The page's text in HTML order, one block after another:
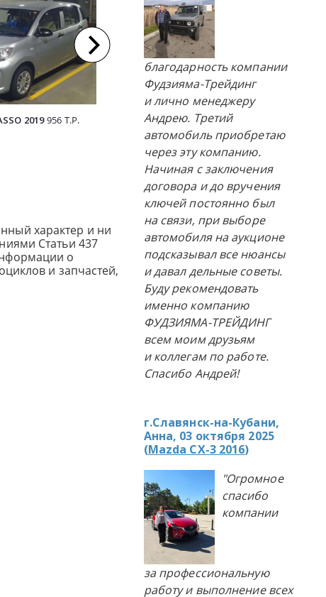
2019 956 Т.Р. MAZDA AXELA 2017 1326 Т.Р.
характер и ни
Статьи 437
о
и запчастей,
благодарность компании
Фудзияма-Трейдинг
и лично менеджеру
Андрею. Третий
автомобиль приобретаю
через эту компанию.
Начиная с заключения
договора и до вручения
ключей постоянно был
на связи, при выборе
автомобиля на аукционе
подсказывал все нюансы
и давал дельные советы.
Буду рекомендовать
именно компанию
ФУДЗИЯМА-ТРЕЙДИНГ
всем моим друзьям
и коллегам по работе.
Спасибо Андрей!
г.Славянск-на-Кубани,
Анна, 03 октября 2025
(Mazda CX-3 2016)
"Огромное
спасибо
компании
за профессиональную
работу и выполнение всех